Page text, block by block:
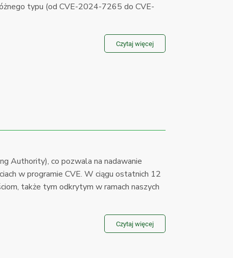
typu (od CVE-2024-7265 do CVE-
Czytaj więcej
Authority), co pozwala na nadawanie
w programie CVE. W ciągu ostatnich 12
także tym odkrytym w ramach naszych
Czytaj więcej